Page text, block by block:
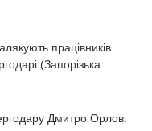
працівників
(Запорізька
Дмитро Орлов.